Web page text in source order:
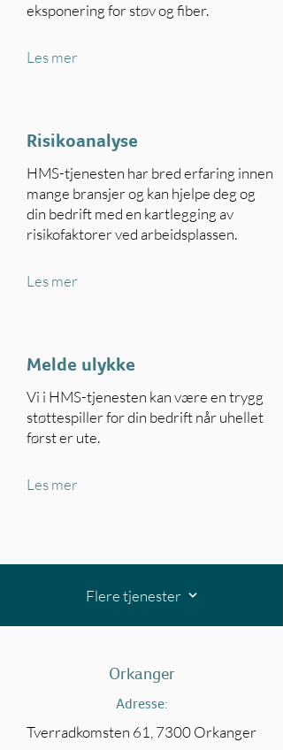
eksponering for støv og fiber.
Les mer
Risikoanalyse
HMS-tjenesten har bred erfaring innen
mange bransjer og kan hjelpe deg og
din bedrift med en kartlegging av
risikofaktorer ved arbeidsplassen.
Les mer
Melde ulykke
Vi i HMS-tjenesten kan være en trygg
støttespiller for din bedrift når uhellet
først er ute.
Les mer
Flere tjenester
Orkanger
Adresse:
Tverradkomsten 61, 7300 Orkanger